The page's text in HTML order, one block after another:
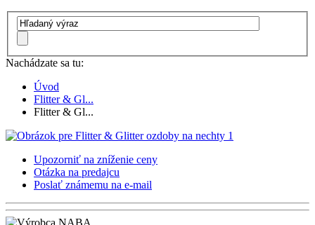
Nachádzate sa tu:
Úvod
Flitter & Gl...
Flitter & Gl...
Upozorniť na zníženie ceny
Otázka na predajcu
Poslať známemu na e-mail